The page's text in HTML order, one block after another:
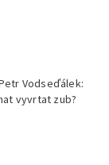
Vodseďálek:
vyvrtat zub?